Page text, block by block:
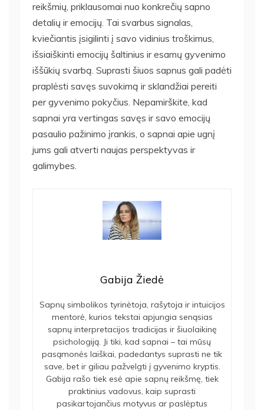
reikšmių, priklausomai nuo konkrečių sapno
detalių ir emocijų. Tai svarbus signalas,
kviečiantis įsigilinti į savo vidinius troškimus,
išsiaiškinti emocijų šaltinius ir esamų gyvenimo
iššūkių svarbą. Suprasti šiuos sapnus gali padėti
praplėsti savęs suvokimą ir sklandžiai pereiti
per gyvenimo pokyčius. Nepamirškite, kad
sapnai yra vertingas savęs ir savo emocijų
pasaulio pažinimo įrankis, o sapnai apie ugnį
jums gali atverti naujas perspektyvas ir
galimybes.
Gabija Žiedė
Sapnų simbolikos tyrinėtoja, rašytoja ir intuicijos
mentorė, kurios tekstai apjungia senąsias
sapnų interpretacijos tradicijas ir šiuolaikinę
psichologiją. Ji tiki, kad sapnai – tai mūsų
pasąmonės laiškai, padedantys suprasti ne tik
save, bet ir giliau pažvelgti į gyvenimo kryptis.
Gabija rašo tiek esė apie sapnų reikšmę, tiek
praktinius vadovus, kaip suprasti
pasikartojančius motyvus ar paslėptus